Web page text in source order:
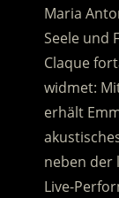
Maria
Seele und
Claque
widmet:
erhält
neben der
Live-